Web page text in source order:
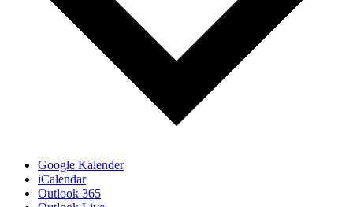
Google Kalender
iCalendar
Outlook 365